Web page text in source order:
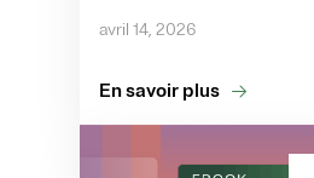
avril 14, 2026
En savoir plus